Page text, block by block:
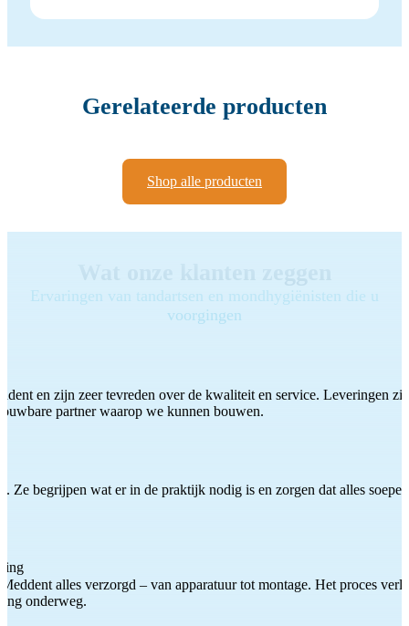
Gerelateerde producten
Shop alle producten
Ervaringen van tandartsen en mondhygiënisten die u
voorgingen
en zijn zeer tevreden over de kwaliteit en service. Leveringen
partner waarop we kunnen bouwen.
Ze begrijpen wat er in de praktijk nodig is en zorgen dat alles
alles verzorgd – van apparatuur tot montage. Het proces
onderweg.